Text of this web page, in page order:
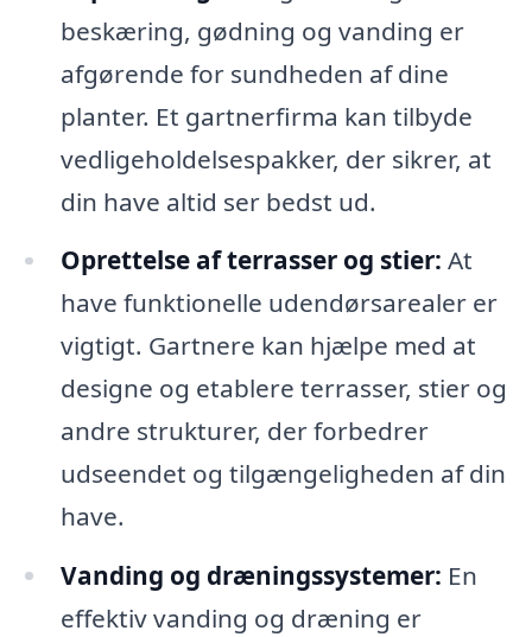
beskæring, gødning og vanding er
afgørende for sundheden af dine
planter. Et gartnerfirma kan tilbyde
vedligeholdelsespakker, der sikrer, at
din have altid ser bedst ud.
Oprettelse af terrasser og stier: At
have funktionelle udendørsarealer er
vigtigt. Gartnere kan hjælpe med at
designe og etablere terrasser, stier og
andre strukturer, der forbedrer
udseendet og tilgængeligheden af din
have.
Vanding og dræningssystemer: En
effektiv vanding og dræning er